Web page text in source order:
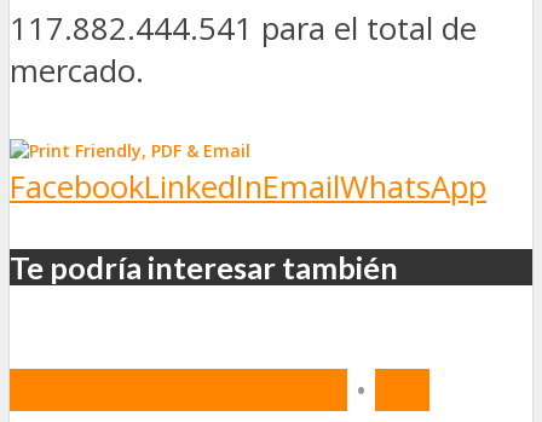
117.882.444.541 para el total de
mercado.
FacebookLinkedInEmailWhatsApp
Te podría interesar también
•